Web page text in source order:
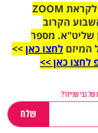
הצטרפו לקבוצת הוואטסאפ לקראת ZOOM
הקרוב
שליט"א. מספר
המיזם לחצו כאן>>
לחצו כאן >>
גבי שניידר?